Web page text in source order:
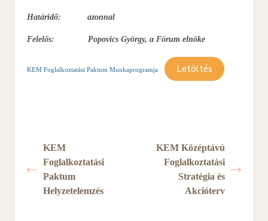
Határidő: azonnal
Felelős: Popovics György, a Fórum elnöke
KEM Foglalkoztatási Paktum Munkaprogramja Letöltés
KEM
Foglalkoztatási
Paktum
Helyzetelemzés
KEM Középtávú
Foglalkoztatási
Stratégia és
Akcióterv